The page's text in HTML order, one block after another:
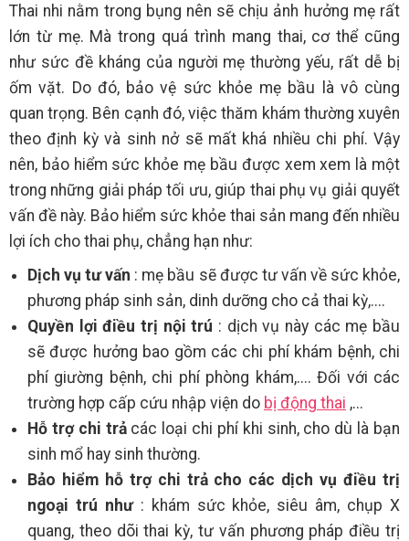
Thai nhi nằm trong bụng nên sẽ chịu ảnh hưởng mẹ rất
lớn từ mẹ. Mà trong quá trình mang thai, cơ thể cũng
như sức đề kháng của người mẹ thường yếu, rất dễ bị
ốm vặt. Do đó, bảo vệ sức khỏe mẹ bầu là vô cùng
quan trọng. Bên cạnh đó, việc thăm khám thường xuyên
theo định kỳ và sinh nở sẽ mất khá nhiều chi phí. Vậy
nên, bảo hiểm sức khỏe mẹ bầu được xem xem là một
trong những giải pháp tối ưu, giúp thai phụ vụ giải quyết
vấn đề này. Bảo hiểm sức khỏe thai sản mang đến nhiều
lợi ích cho thai phụ, chẳng hạn như:
Dịch vụ tư vấn : mẹ bầu sẽ được tư vấn về sức khỏe,
phương pháp sinh sản, dinh dưỡng cho cả thai kỳ,....
Quyền lợi điều trị nội trú : dịch vụ này các mẹ bầu
sẽ được hưởng bao gồm các chi phí khám bệnh, chi
phí giường bệnh, chi phí phòng khám,.... Đối với các
trường hợp cấp cứu nhập viện do bị động thai ,...
Hỗ trợ chi trảcác loại chi phí khi sinh, cho dù là bạn
sinh mổ hay sinh thường.
Bảo hiểm hỗ trợ chi trả cho các dịch vụ điều trị
ngoại trú như: khám sức khỏe, siêu âm, chụp X
quang, theo dõi thai kỳ, tư vấn phương pháp điều trị